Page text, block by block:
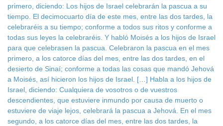
primero, diciendo: Los hijos de Israel celebrarán la pascua a su
tiempo. El decimocuarto día de este mes, entre las dos tardes, la
celebraréis a su tiempo; conforme a todos sus ritos y conforme a
todas sus leyes la celebraréis. Y habló Moisés a los hijos de Israel
para que celebrasen la pascua. Celebraron la pascua en el mes
primero, a los catorce días del mes, entre las dos tardes, en el
desierto de Sinaí; conforme a todas las cosas que mandó Jehová
a Moisés, así hicieron los hijos de Israel. […] Habla a los hijos de
Israel, diciendo: Cualquiera de vosotros o de vuestros
descendientes, que estuviere inmundo por causa de muerto o
estuviere de viaje lejos, celebrará la pascua a Jehová. En el mes
segundo, a los catorce días del mes, entre las dos tardes, la